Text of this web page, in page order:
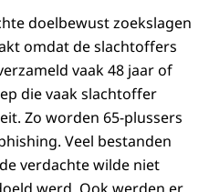
doelbewust zoekslagen
omdat de slachtoffers
vaak 48 jaar of
die vaak slachtoffer
Zo worden 65-plussers
Veel bestanden
verdachte wilde niet